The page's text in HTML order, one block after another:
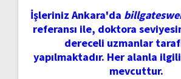
İşleriniz Ankara'da
referansı ile, doktora
dereceli uzmanlar
yapılmaktadır. Her alanla
mevcuttur.